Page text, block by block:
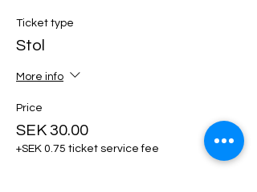
Ticket type
Stol
More info
Price
SEK 30.00
+SEK 0.75 ticket service fee